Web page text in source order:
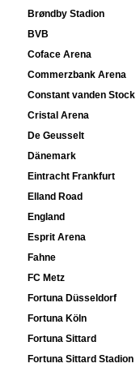
Brøndby Stadion
BVB
Coface Arena
Commerzbank Arena
Constant vanden Stock
Cristal Arena
De Geusselt
Dänemark
Eintracht Frankfurt
Elland Road
England
Esprit Arena
Fahne
FC Metz
Fortuna Düsseldorf
Fortuna Köln
Fortuna Sittard
Fortuna Sittard Stadion